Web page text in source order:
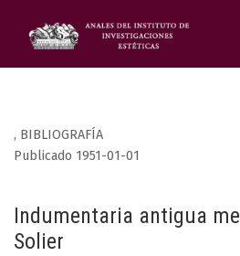
, BIBLIOGRAFÍA
Indumentaria antigua
Solier
Publicado 1951-01-01